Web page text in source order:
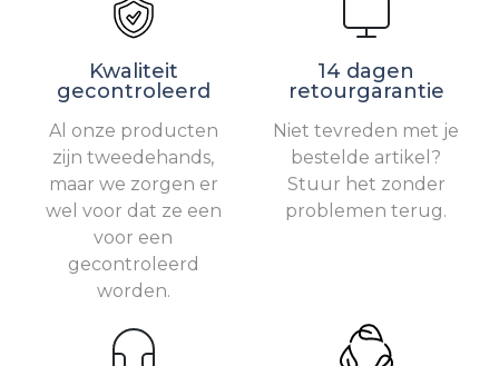
Kwaliteit
gecontroleerd
Al onze producten
zijn tweedehands,
maar we zorgen er
wel voor dat ze een
voor een
gecontroleerd
worden.
14 dagen
retourgarantie
Niet tevreden met je
bestelde artikel?
Stuur het zonder
problemen terug.